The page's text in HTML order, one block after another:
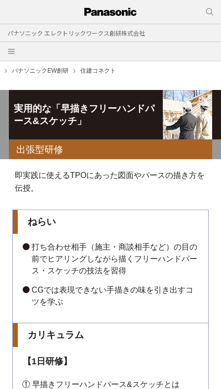
パナソニック エレクトリックワークス創研株式会社
パナソニックEW創研 住建コネクト
実用的な「早描きフリーハンドパ
ース&スケッチ」
出張型研修
即実践に使えるTPOにあった図面やパースの描き方を
伝授。
ねらい
打ち合わせ相手（施主・商談相手など）の目の
前でヒアリングしながら描くフリーハンドパー
ス・スケッチの技法を習得
CGでは表現できない手描きの味を引き出すコ
ツを学ぶ
カリキュラム
【1日研修】
① 早描きフリーハンドパース&スケッチとは